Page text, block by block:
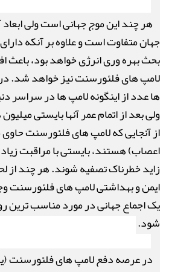
هر چند این موج جهانی است ولی
جهان متفاوت است و علاوه بر آنکه
بحث بهره وری انرژی خواهد بود،
لامپ های فلئورسنت نیز خواهد شد.
ها عدد از اینگونه لامپ ها در
ولی بعد از اتمام عمر آنها بایستی
از آنجایی که لامپ های فلئورسنت
اعصاب) هستند، بایستی با مراقبت
زاید خطرناک تصفیه شوند. هر چند از
ایمن و بهداشتی لامپ های فلئورسنت
یک اجماع جهانی در مورد مناسب
شود.
در عرصه دفع لامپ های فلئورسنت